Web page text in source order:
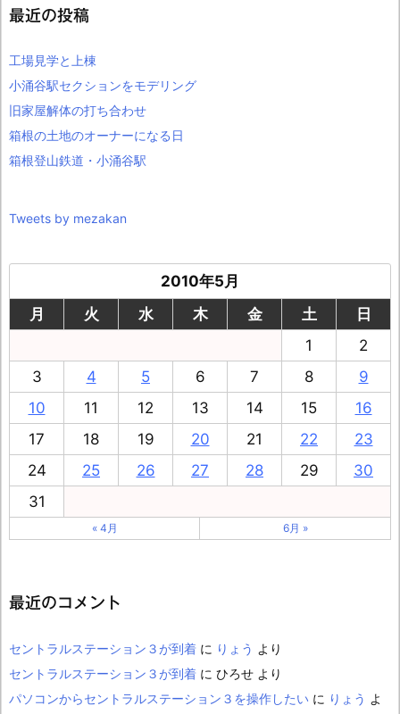
最近の投稿
工場見学と上棟
小涌谷駅セクションをモデリング
旧家屋解体の打ち合わせ
箱根の土地のオーナーになる日
箱根登山鉄道・小涌谷駅
Tweets by mezakan
2010年5月
月
火 水 木 金 土
日
1
2
3
4 5 6 7 8
9
10
11 12 13 14 15
16
17
18 19 20 21 22
23
24
25 26 27 28 29
30
31
« 4月 6月 »
最近のコメント
セントラルステーション３が到着 に りょう より
セントラルステーション３が到着 に ひろせ より
パソコンからセントラルステーション３を操作したい に りょう よ